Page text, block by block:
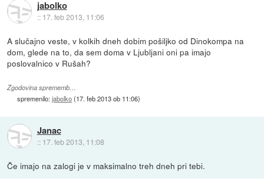
jabolko
:: 17. feb 2013, 11:06
A slučajno veste, v kolkih dneh dobim pošiljko od Dinokompa na
dom, glede na to, da sem doma v Ljubljani oni pa imajo
poslovalnico v Rušah?
Zgodovina sprememb…
spremenilo:jabolko(17. feb 2013 ob 11:06)
Janac
:: 17. feb 2013, 11:08
Če imajo na zalogi je v maksimalno treh dneh pri tebi.